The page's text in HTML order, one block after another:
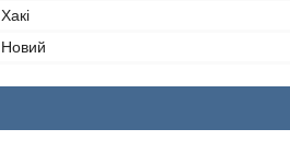
Хакі
Новий